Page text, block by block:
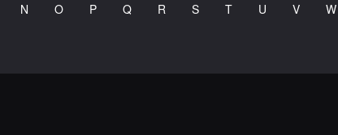
N O P Q R S T U V W